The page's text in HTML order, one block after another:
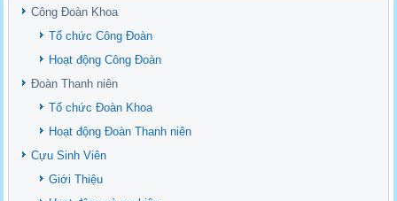
upstream Mekong Delta
Danh mục tạp chí xuất bản Quốc Tế 2026
Danh Mục các Đề Tài NCKH cấp Tỉnh năm 2024
Văn bản - Quy định
Ban chấp hành Đảng bộ khoa
Công Đoàn Khoa
Tổ chức Công Đoàn
Hoạt động Công Đoàn
Đoàn Thanh niên
Tổ chức Đoàn Khoa
Hoạt động Đoàn Thanh niên
Cựu Sinh Viên
Giới Thiệu